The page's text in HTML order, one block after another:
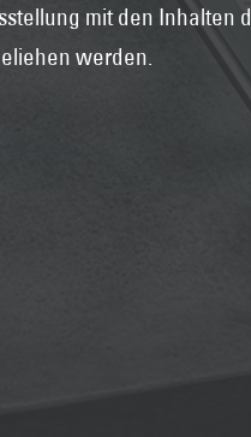
mit den Inhalten
werden.